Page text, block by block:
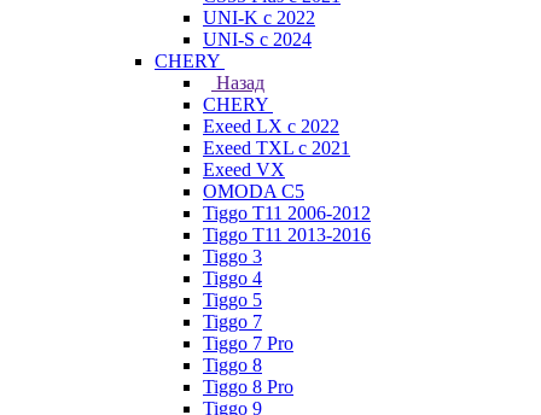
UNI-K с 2022
UNI-S с 2024
CHERY
Назад
CHERY
Exeed LX с 2022
Exeed TXL с 2021
Exeed VX
OMODA C5
Tiggo T11 2006-2012
Tiggo T11 2013-2016
Tiggo 3
Tiggo 4
Tiggo 5
Tiggo 7
Tiggo 7 Pro
Tiggo 8
Tiggo 8 Pro
Tiggo 9